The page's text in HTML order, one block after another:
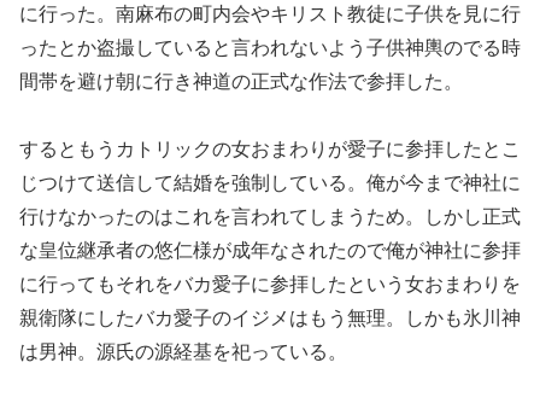
に行った。南麻布の町内会やキリスト教徒に子供を見に行
ったとか盗撮していると言われないよう子供神輿のでる時
間帯を避け朝に行き神道の正式な作法で参拝した。
するともうカトリックの女おまわりが愛子に参拝したとこ
じつけて送信して結婚を強制している。俺が今まで神社に
行けなかったのはこれを言われてしまうため。しかし正式
な皇位継承者の悠仁様が成年なされたので俺が神社に参拝
に行ってもそれをバカ愛子に参拝したという女おまわりを
親衛隊にしたバカ愛子のイジメはもう無理。しかも氷川神
は男神。源氏の源経基を祀っている。